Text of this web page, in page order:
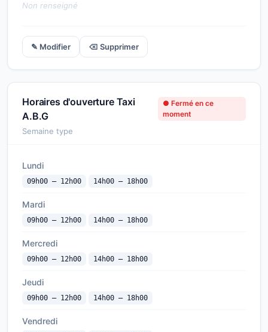
Non renseigné
✎ Modifier ⌫ Supprimer
Horaires d'ouverture Taxi
A.B.G
● Fermé en ce
moment
Semaine type
Lundi
09h00 — 12h00 14h00 — 18h00
Mardi
09h00 — 12h00 14h00 — 18h00
Mercredi
09h00 — 12h00 14h00 — 18h00
Jeudi
09h00 — 12h00 14h00 — 18h00
Vendredi